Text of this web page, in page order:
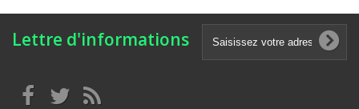
Lettre d'informations